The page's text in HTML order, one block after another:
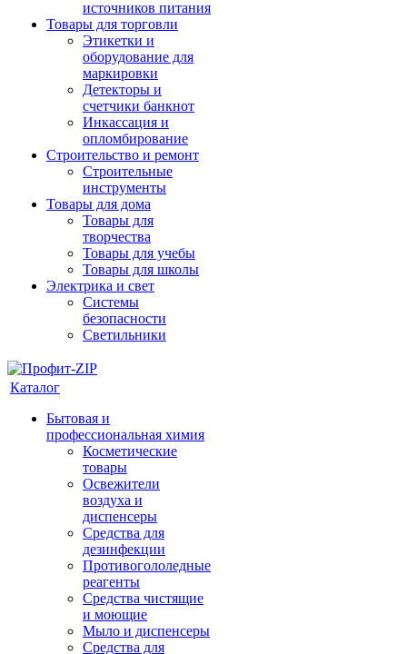
источников питания
Товары для торговли
Этикетки и
оборудование для
маркировки
Детекторы и
счетчики банкнот
Инкассация и
опломбирование
Строительство и ремонт
Строительные
инструменты
Товары для дома
Товары для
творчества
Товары для учебы
Товары для школы
Электрика и свет
Системы
безопасности
Светильники
Каталог
Бытовая и
профессиональная химия
Косметические
товары
Освежители
воздуха и
диспенсеры
Средства для
дезинфекции
Противогололедные
реагенты
Средства чистящие
и моющие
Мыло и диспенсеры
Средства для